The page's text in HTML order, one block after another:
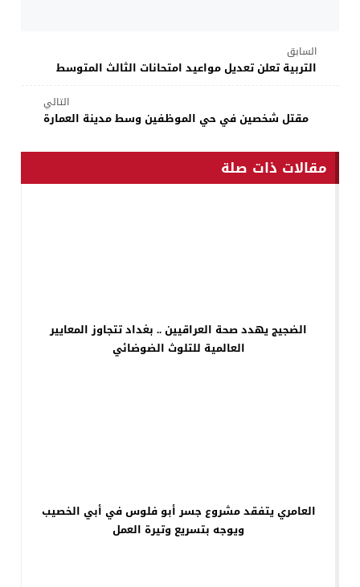
السابق
التربية تعلن تعديل مواعيد امتحانات الثالث المتوسط
التالي
مقتل شخصين في حي الموظفين وسط مدينة العمارة
مقالات ذات صلة
الضجيج يهدد صحة العراقيين .. بغداد تتجاوز المعايير
العالمية للتلوث الضوضائي
العامري يتفقد مشروع جسر أبو فلوس في أبي الخصيب
ويوجه بتسريع وتيرة العمل